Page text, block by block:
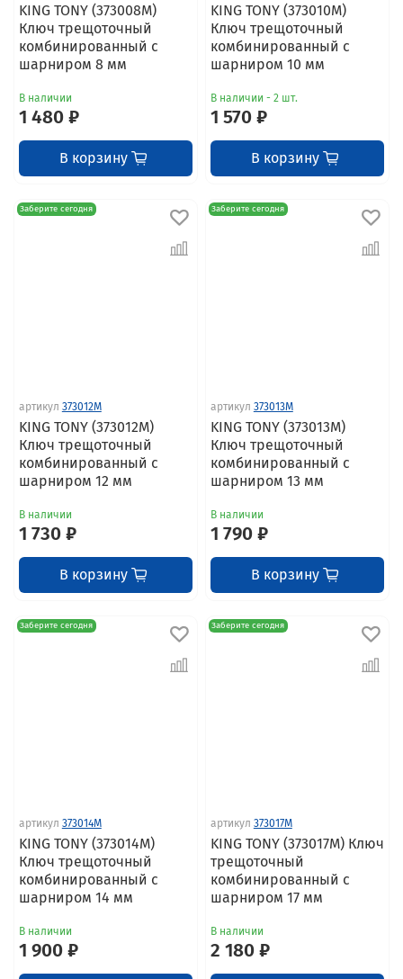
KING TONY (373008M)
Ключ трещоточный
комбинированный с
шарниром 8 мм
В наличии
1 480 ₽
В корзину
KING TONY (373010M)
Ключ трещоточный
комбинированный с
шарниром 10 мм
В наличии - 2 шт.
1 570 ₽
В корзину
Заберите сегодня
артикул 373012M
KING TONY (373012M)
Ключ трещоточный
комбинированный с
шарниром 12 мм
В наличии
1 730 ₽
В корзину
Заберите сегодня
артикул 373013M
KING TONY (373013M)
Ключ трещоточный
комбинированный с
шарниром 13 мм
В наличии
1 790 ₽
В корзину
Заберите сегодня
артикул 373014M
KING TONY (373014M)
Ключ трещоточный
комбинированный с
шарниром 14 мм
В наличии
1 900 ₽
Заберите сегодня
артикул 373017M
KING TONY (373017M) Ключ
трещоточный
комбинированный с
шарниром 17 мм
В наличии
2 180 ₽